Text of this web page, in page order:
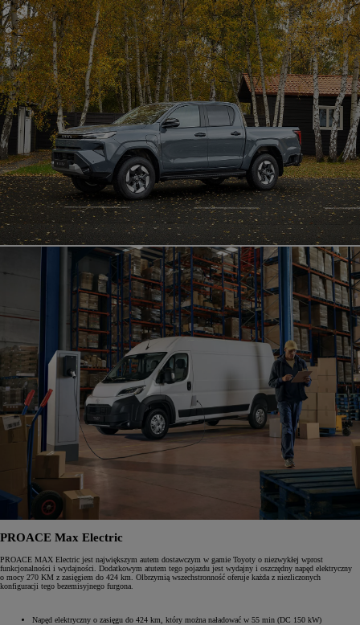
PROACE Max Electric
PROACE MAX Electric jest największym autem dostawczym w gamie Toyoty o niezwykłej wprost
funkcjonalności i wydajności. Dodatkowym atutem tego pojazdu jest wydajny i oszczędny napęd elektryczny
o mocy 270 KM z zasięgiem do 424 km. Olbrzymią wszechstronność oferuje każda z niezliczonych
konfiguracji tego bezemisyjnego furgona.
Napęd elektryczny o zasięgu do 424 km, który można naładować w 55 min (DC 150 kW)